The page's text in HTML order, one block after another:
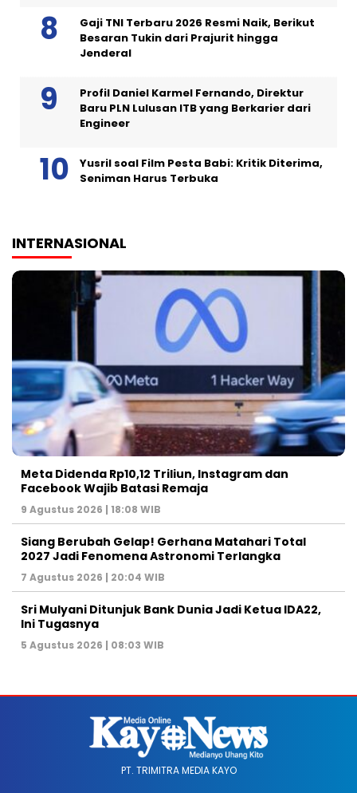
Gaji TNI Terbaru 2026 Resmi Naik, Berikut
Besaran Tukin dari Prajurit hingga
Jenderal
Profil Daniel Karmel Fernando, Direktur
Baru PLN Lulusan ITB yang Berkarier dari
Engineer
Yusril soal Film Pesta Babi: Kritik Diterima,
Seniman Harus Terbuka
INTERNASIONAL
Meta Didenda Rp10,12 Triliun, Instagram dan
Facebook Wajib Batasi Remaja
9 Agustus 2026 | 18:08 WIB
Siang Berubah Gelap! Gerhana Matahari Total
2027 Jadi Fenomena Astronomi Terlangka
7 Agustus 2026 | 20:04 WIB
Sri Mulyani Ditunjuk Bank Dunia Jadi Ketua IDA22,
Ini Tugasnya
5 Agustus 2026 | 08:03 WIB
PT. TRIMITRA MEDIA KAYO